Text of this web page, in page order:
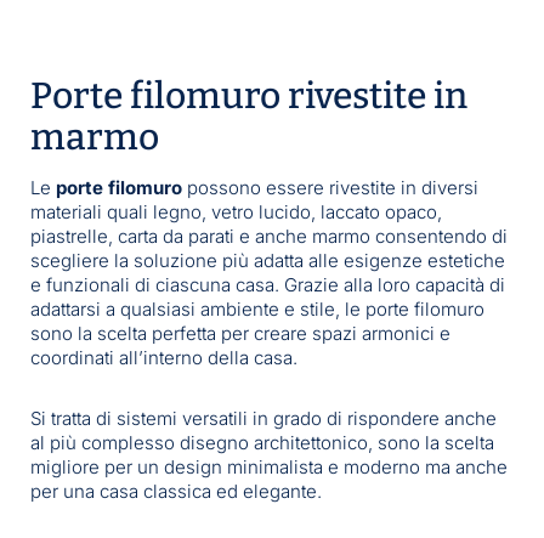
Porte filomuro rivestite in
marmo
Le porte filomuro possono essere rivestite in diversi
materiali quali legno, vetro lucido, laccato opaco,
piastrelle, carta da parati e anche marmo consentendo di
scegliere la soluzione più adatta alle esigenze estetiche
e funzionali di ciascuna casa. Grazie alla loro capacità di
adattarsi a qualsiasi ambiente e stile, le porte filomuro
sono la scelta perfetta per creare spazi armonici e
coordinati all’interno della casa.
Si tratta di sistemi versatili in grado di rispondere anche
al più complesso disegno architettonico, sono la scelta
migliore per un design minimalista e moderno ma anche
per una casa classica ed elegante.